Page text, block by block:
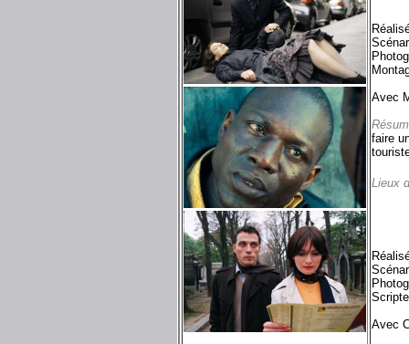
Avec
faire
Lieux
Avec